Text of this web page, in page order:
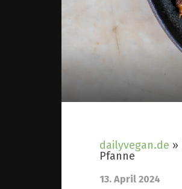
dailyvegan.de »
Pfanne
13. April 2024